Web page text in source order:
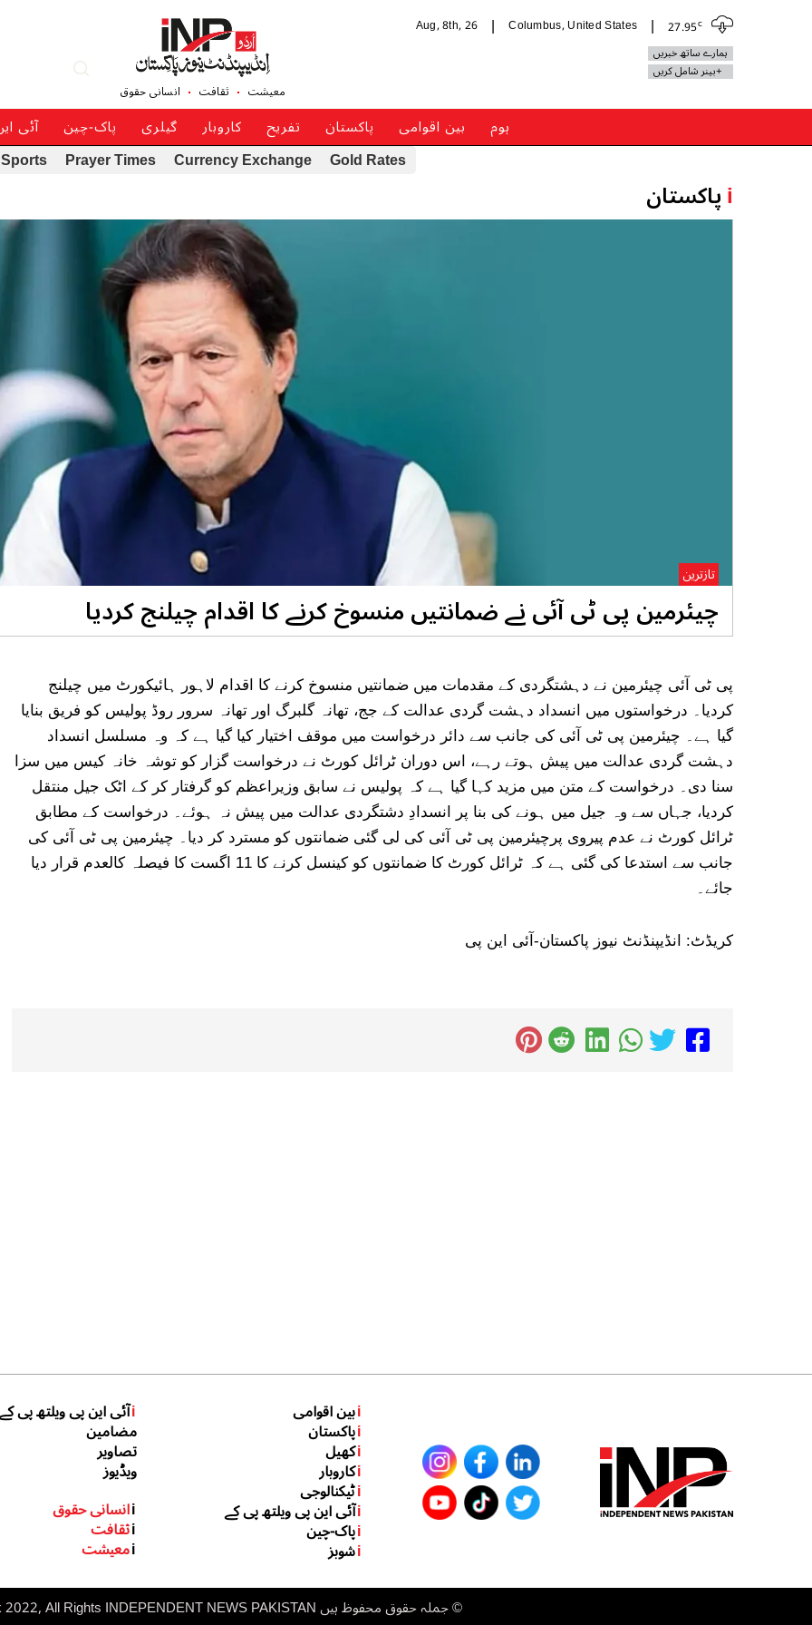
27.95c
Columbus, United States
Aug, 8th, 26
ہمارے ساتھ خبریں
+بینر شامل کریں
معیشت ثقافت انسانی حقوق
ہوم بین اقوامی پاکستان تفریح کاروبار گیلری پاک-چین آئی
Gold Rates
Currency Exchange
Prayer Times
Sports
iپاکستان
چیئرمین پی ٹی آئی نے ضمانتیں منسوخ کرنے کا اقدام چیلنج کردیا
تازترین
پی ٹی آئی چیئرمین نے دہشتگردی کے مقدمات میں ضمانتیں منسوخ کرنے کا اقدام لاہور ہائیکورٹ میں چیلنج
کردیا۔ درخواستوں میں انسداد دہشت گردی عدالت کے جج، تھانہ گلبرگ اور تھانہ سرور روڈ پولیس کو فریق بنایا
گیا ہے۔ چیئرمین پی ٹی آئی کی جانب سے دائر درخواست میں موقف اختیار کیا گیا ہے کہ وہ مسلسل انسداد
دہشت گردی عدالت میں پیش ہوتے رہے، اس دوران ٹرائل کورٹ نے درخواست گزار کو توشہ خانہ کیس میں سزا
سنا دی۔ درخواست کے متن میں مزید کہا گیا ہے کہ پولیس نے سابق وزیراعظم کو گرفتار کر کے اٹک جیل منتقل
کردیا، جہاں سے وہ جیل میں ہونے کی بنا پر انسدادِ دشتگردی عدالت میں پیش نہ ہوئے۔ درخواست کے مطابق
ٹرائل کورٹ نے عدم پیروی پرچیئرمین پی ٹی آئی کی لی گئی ضمانتوں کو مسترد کر دیا۔ چیئرمین پی ٹی آئی کی
جانب سے استدعا کی گئی ہے کہ ٹرائل کورٹ کا ضمانتوں کو کینسل کرنے کا 11 اگست کا فیصلہ کالعدم قرار دیا
جائے۔
کریڈٹ: انڈیپنڈنٹ نیوز پاکستان-آئی این پی
iبین اقوامی
iپاکستان
iکھیل
iکاروبار
iٹیکنالوجی
iآئی این پی ویلتھ پی کے
iپاک-چین
iشوبز
iآئی این پی ویلتھ پی کے
مضامین
تصاویر
ویڈیوز
iانسانی حقوق
iثقافت
iمعیشت
©جملہ حقوق محفوظ ہیں inp.net.pk 2022, All Rights INDEPENDENT NEWS PAKISTAN